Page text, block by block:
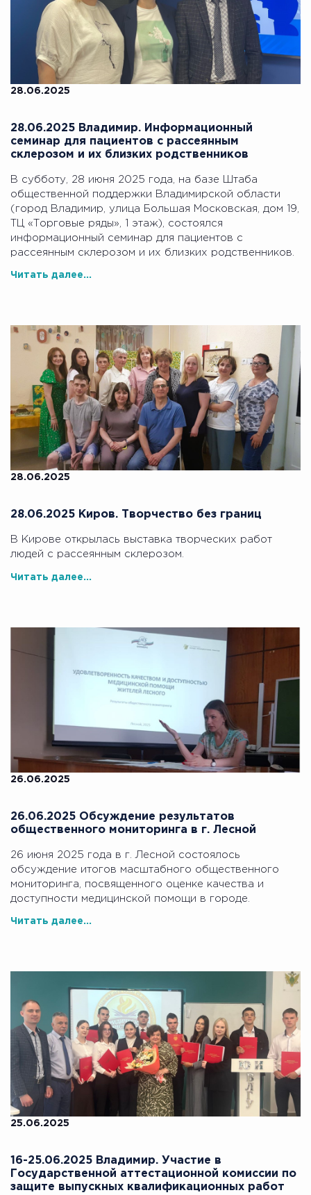
28.06.2025
28.06.2025 Владимир. Информационный
семинар для пациентов с рассеянным
склерозом и их близких родственников
В субботу, 28 июня 2025 года, на базе Штаба
общественной поддержки Владимирской области
(город Владимир, улица Большая Московская, дом 19,
ТЦ «Торговые ряды», 1 этаж), состоялся
информационный семинар для пациентов с
рассеянным склерозом и их близких родственников.
Читать далее...
28.06.2025
28.06.2025 Киров. Творчество без границ
В Кирове открылась выставка творческих работ
людей с рассеянным склерозом.
Читать далее...
26.06.2025
26.06.2025 Обсуждение результатов
общественного мониторинга в г. Лесной
26 июня 2025 года в г. Лесной состоялось
обсуждение итогов масштабного общественного
мониторинга, посвященного оценке качества и
доступности медицинской помощи в городе.
Читать далее...
25.06.2025
16-25.06.2025 Владимир. Участие в
Государственной аттестационной комиссии по
защите выпускных квалификационных работ